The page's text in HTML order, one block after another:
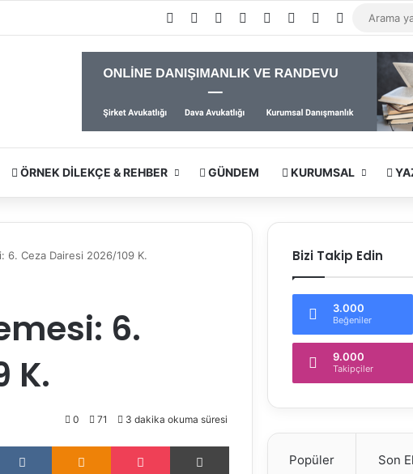
Facebook YouTubeInstagramWhatsApp
Kayıt OlRastgele
Kenar
ÖRNEK DILEKÇE & REHBER GÜNDEM KURUMSAL
6. Ceza Dairesi 2026/109 K.
6.
K.
0 71 3 dakika okuma süresi
VKontakte Odnoklassniki Pocket
Bizi Takip Edin
3.000
Beğeniler
9.000
Takipçiler
Popüler Son